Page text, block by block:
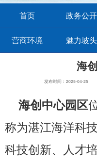
首页 政务公开
营商环境 魅力坡头
海
发布时间：2025-04-25
海创中心园区
称为湛江海洋科
科技创新、人才